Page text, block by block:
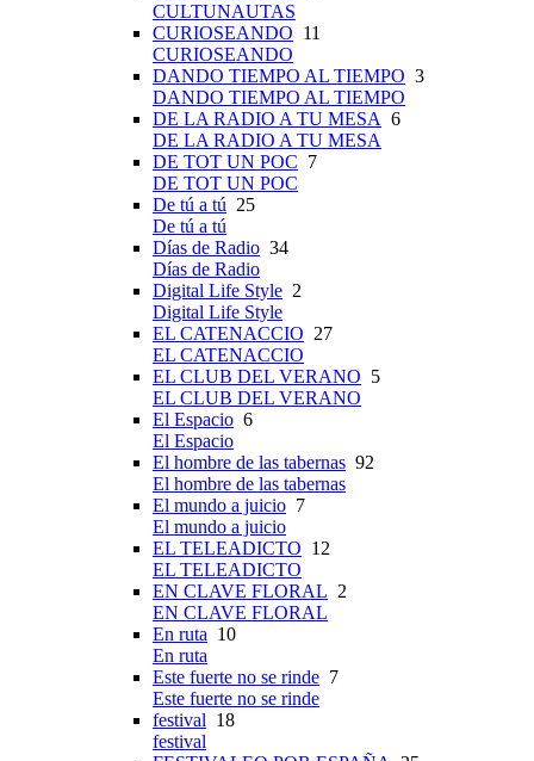
CULTUNAUTAS
CURIOSEANDO 11
CURIOSEANDO
DANDO TIEMPO AL TIEMPO 3
DANDO TIEMPO AL TIEMPO
DE LA RADIO A TU MESA 6
DE LA RADIO A TU MESA
DE TOT UN POC 7
DE TOT UN POC
De tú a tú 25
De tú a tú
Días de Radio 34
Días de Radio
Digital Life Style 2
Digital Life Style
EL CATENACCIO 27
EL CATENACCIO
EL CLUB DEL VERANO 5
EL CLUB DEL VERANO
El Espacio 6
El Espacio
El hombre de las tabernas 92
El hombre de las tabernas
El mundo a juicio 7
El mundo a juicio
EL TELEADICTO 12
EL TELEADICTO
EN CLAVE FLORAL 2
EN CLAVE FLORAL
En ruta 10
En ruta
Este fuerte no se rinde 7
Este fuerte no se rinde
festival 18
festival